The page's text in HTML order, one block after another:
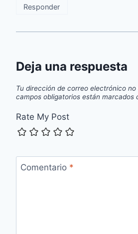
Responder
Deja una respuesta
Tu dirección de correo electrónico no
campos obligatorios están marcados
Rate My Post
Comentario *